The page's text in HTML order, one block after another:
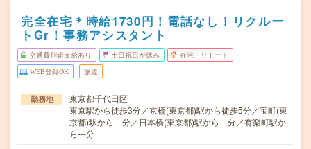
完全在宅＊時給1730円！電話なし！リクルー
トGr！事務アシスタント
交通費別途支給あり 土日祝日が休み 在宅・リモート
WEB登録OK 派遣
勤務地
東京都千代田区
東京駅から徒歩3分／京橋(東京都)駅から徒歩5分／宝町(東
京都)駅から---分／日本橋(東京都)駅から---分／有楽町駅か
ら---分